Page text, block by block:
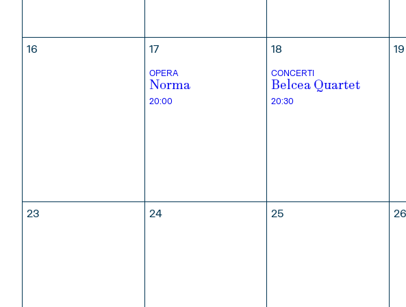
16 17
OPERA
Norma
20:00
18
CONCERTI
Belcea Quartet
20:30
19
23 24 25 26